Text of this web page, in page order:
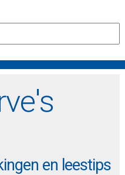
en leestips